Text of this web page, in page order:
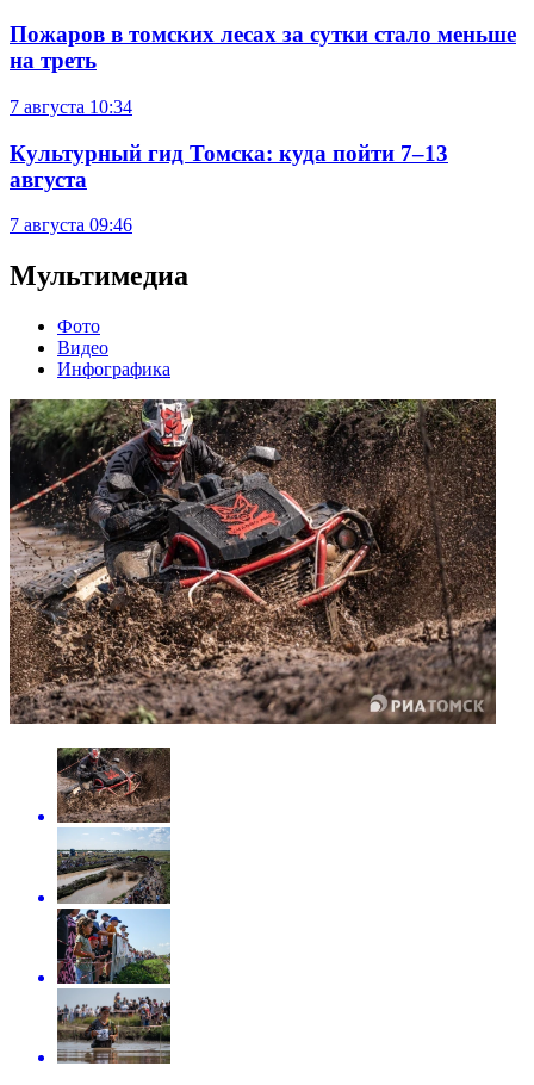
Пожаров в томских лесах за сутки стало меньше
на треть
7 августа 10:34
Культурный гид Томска: куда пойти 7–13
августа
7 августа 09:46
Мультимедиа
Фото
Видео
Инфографика